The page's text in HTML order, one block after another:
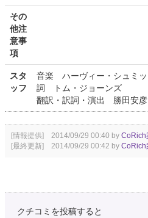
その
他注
意事
項
スタ
ッフ
音楽 ハーヴィー・シュミッ
詞 トム・ジョーンズ
翻訳・訳詞・演出 勝田安彦
[情報提供] 2014/09/29 00:40 by CoRich
[最終更新] 2014/09/29 00:42 by CoRich
クチコミを投稿すると